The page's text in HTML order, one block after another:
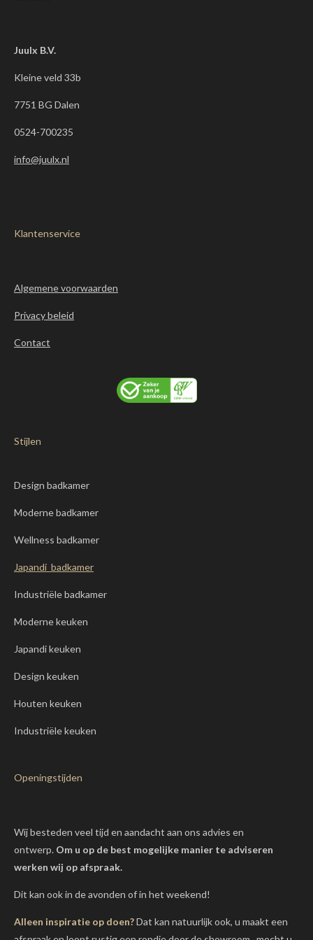
m
Juulx B.V.
Kleine veld 33b
7751 BG Dalen
0524-700235
info@juulx.nl
Klantenservice
Algemene voorwaarden
Privacy beleid
Contact
Stijlen
Design badkamer
Moderne badkamer
Wellness badkamer
Japandi badkamer
Industriële badkamer
Moderne keuken
Japandi keuken
Design keuken
Houten keuken
Industriële keuken
Openingstijden
Wij besteden veel tijd en aandacht aan ons advies en
ontwerp. Om u op de best mogelijke manier te adviseren
werken wij op afspraak.
Dit kan ook in de avonden of in het weekend!
Alleen inspiratie op doen?Dat kan natuurlijk ook, u maakt een